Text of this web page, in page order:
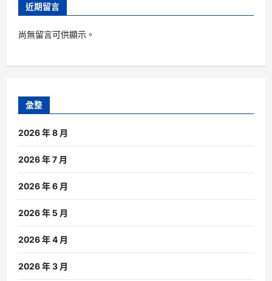
近期留言
尚無留言可供顯示。
彙整
2026 年 8 月
2026 年 7 月
2026 年 6 月
2026 年 5 月
2026 年 4 月
2026 年 3 月